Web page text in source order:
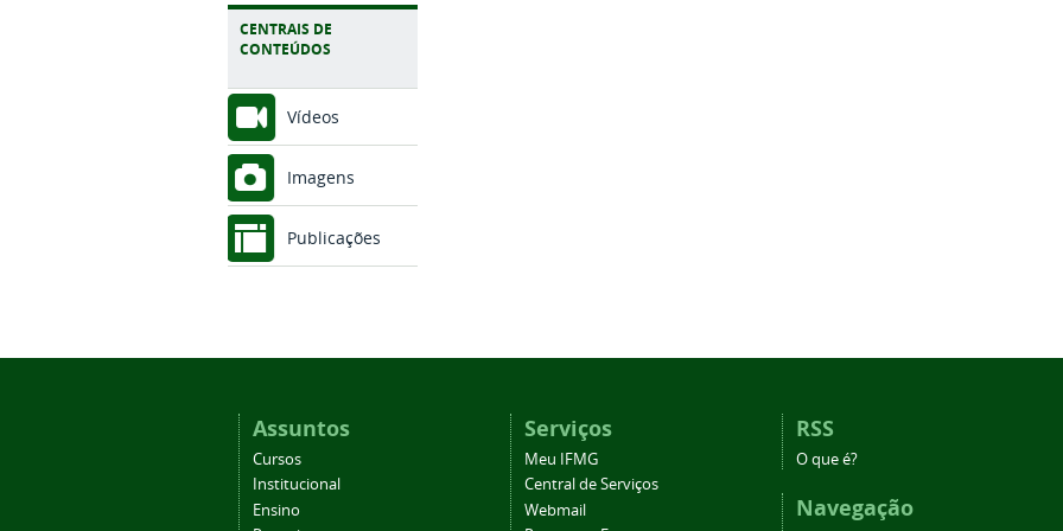
CENTRAIS DE
CONTEÚDOS
Vídeos
Imagens
Publicações
Assuntos
Cursos
Institucional
Ensino
Serviços
Meu IFMG
Central de Serviços
Webmail
RSS
O que é?
Navegação